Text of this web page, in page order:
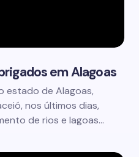
em Alagoas
estado de Alagoas,
nos últimos dias,
de rios e lagoas…